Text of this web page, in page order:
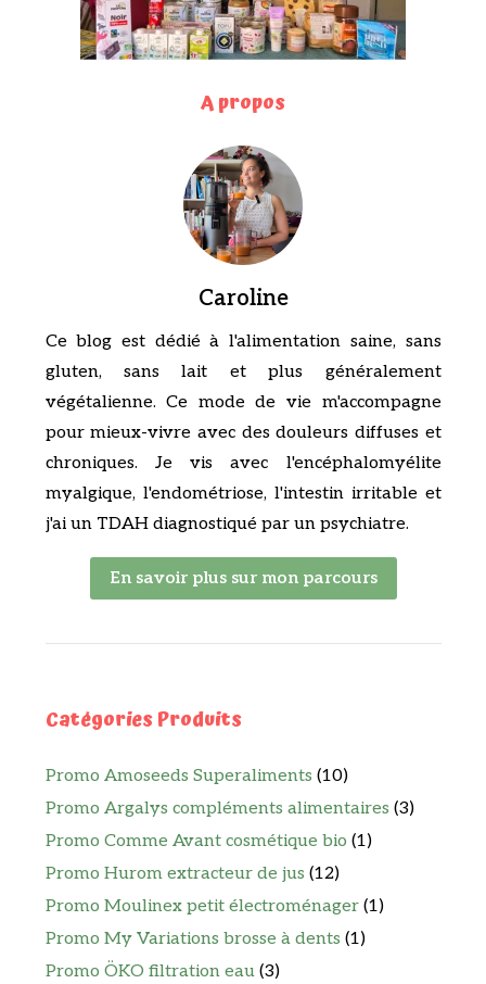
A propos
Caroline
Ce blog est dédié à l'alimentation saine, sans
gluten, sans lait et plus généralement
végétalienne. Ce mode de vie m'accompagne
pour mieux-vivre avec des douleurs diffuses et
chroniques. Je vis avec l'encéphalomyélite
myalgique, l'endométriose, l'intestin irritable et
j'ai un TDAH diagnostiqué par un psychiatre.
En savoir plus sur mon parcours
Catégories Produits
Promo Amoseeds Superaliments (10)
Promo Argalys compléments alimentaires (3)
Promo Comme Avant cosmétique bio (1)
Promo Hurom extracteur de jus (12)
Promo Moulinex petit électroménager (1)
Promo My Variations brosse à dents (1)
Promo ÖKO filtration eau (3)